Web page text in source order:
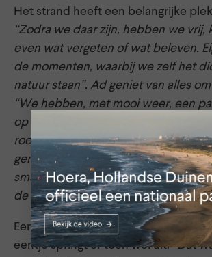
Het strand heeft een belangrijke
“Zodra we daar zijn, hebben we vrij,
even wat vergeten of wat beleven.
de momenten, waarbij we zelf het
natuur staan”. Ad geniet van alles
“We hebben, met mooi weer, een
op de Noordzee, dan word ik
roei naar de kust en al die
genieten. Het biertje, wat we daarna
smaakt dan goddelijk. Je vergeet
de dagelijkse gang van zaken.”
Een mooie herinnering? Die heeft Ad
eentje springt er toch wel uit:“Dat